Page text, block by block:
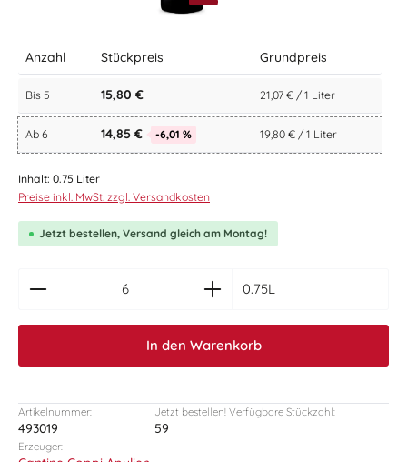
Anzahl Stückpreis Grundpreis
Bis 5 15,80 € 21,07 € / 1 Liter
Ab 6 14,85 € -6,01 % 19,80 € / 1 Liter
Inhalt: 0.75 Liter
Preise inkl. MwSt. zzgl. Versandkosten
Jetzt bestellen, Versand gleich am Montag!
0.75L
In den Warenkorb
Artikelnummer:
493019
Jetzt bestellen! Verfügbare Stückzahl:
59
Erzeuger: